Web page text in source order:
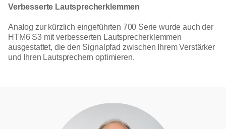
Verbesserte Lautsprecherklemmen
Analog zur kürzlich eingeführten 700 Serie wurde auch der
HTM6 S3 mit verbesserten Lautsprecherklemmen
ausgestattet, die den Signalpfad zwischen Ihrem Verstärker
und Ihren Lautsprechern optimieren.